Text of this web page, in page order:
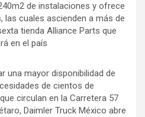
de instalaciones y ofrece
las cuales ascienden a más de
tienda Alliance Parts que
en el país
una mayor disponibilidad de
de cientos de
circulan en la Carretera 57
Daimler Truck México abre